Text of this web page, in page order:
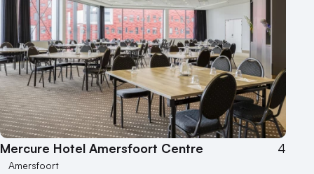
Mercure Hotel Amersfoort Centre 4
Amersfoort